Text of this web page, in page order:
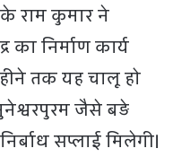
राम कुमार ने
निर्माण कार्य
तक यह चालू हो
जैसे बड़े
सप्लाई मिलेगी।